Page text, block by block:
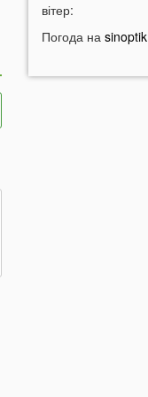
09:47
аномалію
з Волині
вітер:
Погода на